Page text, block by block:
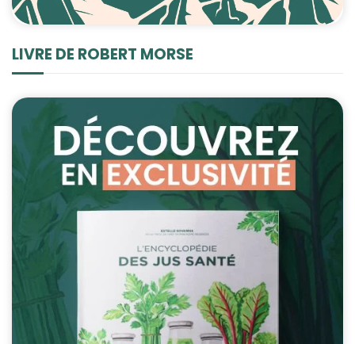
LIVRE DE ROBERT MORSE
Afin que nous
puissions
en fonction
de la façon
dont le site
Web est
utilisé.
Experience
Afin que notre
site Web
fonctionne
aussi bien que
possible lors
de votre visite.